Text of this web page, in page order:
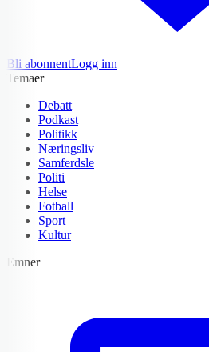
Bli abonnentLogg inn
Temaer
Debatt
Podkast
Politikk
Næringsliv
Samferdsle
Politi
Helse
Fotball
Sport
Kultur
Emner